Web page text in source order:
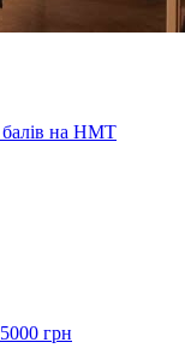
балів на НМТ
грн